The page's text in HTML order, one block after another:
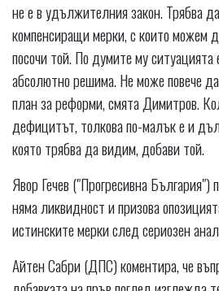
не е в удължителния закон. Трябва
компенсиращи мерки, с които можем
посочи той. По думите му
абсолютно решима. Не може повече
план за реформи, смята Димитров.
дефицитът, толкова по-малък е и
която трябва да видим, добави той.
Явор Гечев ("Прогресивна България")
няма ликвидност и призова
истинските мерки след сериозен
Айтен Сабри (ДПС) коментира, че